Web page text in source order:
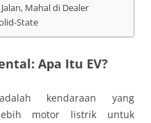
Mahal di Dealer
State
Apa Itu EV?
kendaraan yang
motor listrik untuk